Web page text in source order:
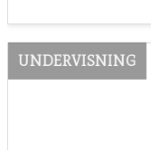
UNDERVISNING